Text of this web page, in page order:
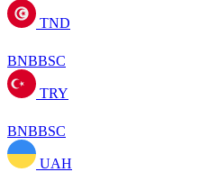
TND
BNBBSC
TRY
BNBBSC
UAH